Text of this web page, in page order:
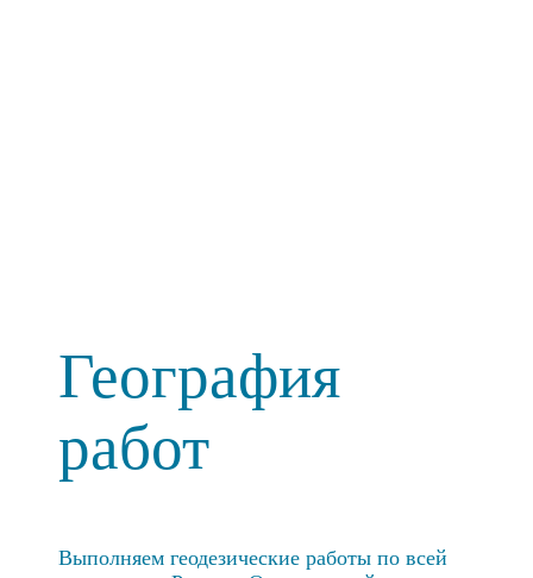
География
работ
Выполняем геодезические работы по всей